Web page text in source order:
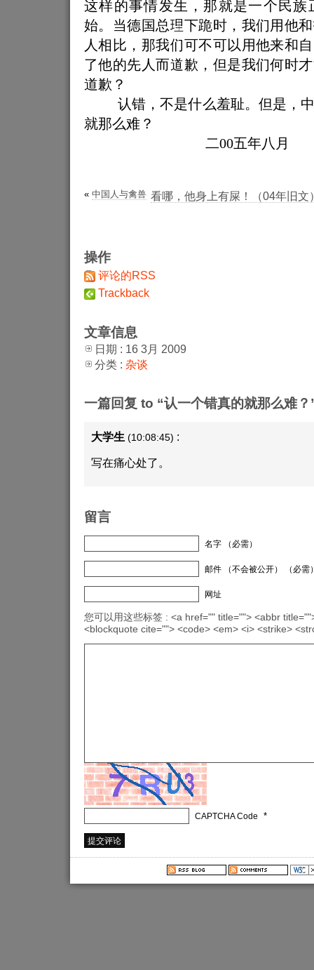
这样的事情发生，那就是一个民族
始。当德国总理下跪时，我们用他
人相比，那我们可不可以用他来和
了他的先人而道歉，但是我们何时
道歉？
认错，不是什么羞耻。但是，
就那么难？
二00五年八月
« 中国人与禽兽 看哪，他身上有屎！（04年旧文
操作
评论的RSS
Trackback
文章信息
日期 : 16 3月 2009
分类 : 杂谈
一篇回复 to “认一个错真的就那么难？
大学生 (10:08:45) :
写在痛心处了。
留言
名字 （必需）
邮件 （不会被公开） （必需
网址
您可以用这些标签 : <a href="" title=""> <abbr
<blockquote cite=""> <code> <em> <i> <strike>
CAPTCHA Code *